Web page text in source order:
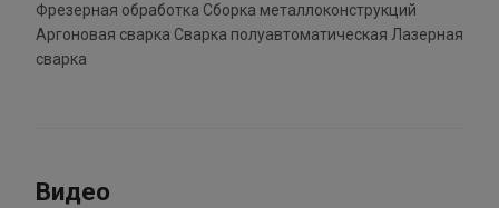
Фрезерная обработка Сборка металлоконструкций
Аргоновая сварка Сварка полуавтоматическая Лазерная
сварка
Видео